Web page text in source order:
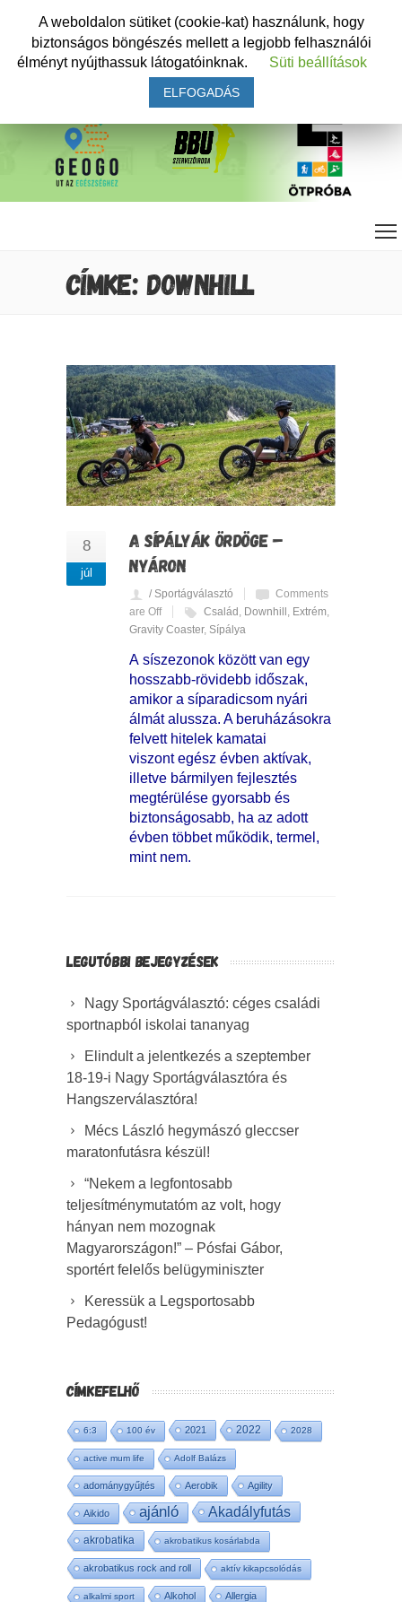
CÍMKE: DOWNHILL
8
júl
A SÍPÁLYÁK ÖRDÖGE –
NYÁRON
/ Sportágválasztó
Comments
are Off
Család Downhill Extrém
Gravity Coaster, Sípálya
A síszezonok között van egy
hosszabb-rövidebb időszak,
amikor a síparadicsom nyári
álmát alussza. A beruházásokra
felvett hitelek kamatai
viszont egész évben aktívak,
illetve bármilyen fejlesztés
megtérülése gyorsabb és
biztonságosabb, ha az adott
évben többet működik, termel,
mint nem.
LEGUTÓBBI BEJEGYZÉSEK
Nagy Sportágválasztó: céges családi
sportnapból iskolai tananyag
Elindult a jelentkezés a szeptember
18-19-i Nagy Sportágválasztóra és
Hangszerválasztóra!
Mécs László hegymászó gleccser
maratonfutásra készül!
“Nekem a legfontosabb
teljesítménymutatóm az volt, hogy
hányan nem mozognak
Magyarországon!” – Pósfai Gábor,
sportért felelős belügyminiszter
Keressük a Legsportosabb
Pedagógust!
CÍMKEFELHŐ
6:3 100 év 2021 2022 2028
active mum life Adolf Balázs
adománygyűjtés Aerobik Agility
Aikido ajánló Akadályfutás
akrobatika akrobatikus kosárlabda
akrobatikus rock and roll aktív kikapcsolódás
alkalmi sport Alkohol Allergia
A weboldalon sütiket (cookie-kat) használunk, hogy
biztonságos böngészés mellett a legjobb felhasználói
élményt nyújthassuk látogatóinknak.
Süti beállítások
ELFOGADÁS